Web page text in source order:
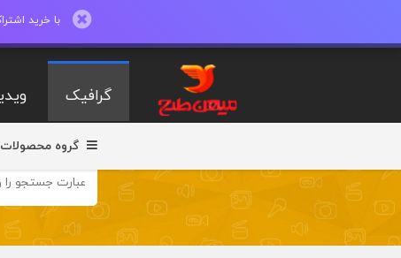
با خرید اشتراک ماهیانه تا 600 طرح لایه
گرافیک
گروه محصولات